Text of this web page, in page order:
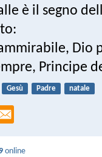
è il segno
Dio
Principe
Gesù Padre natale
online